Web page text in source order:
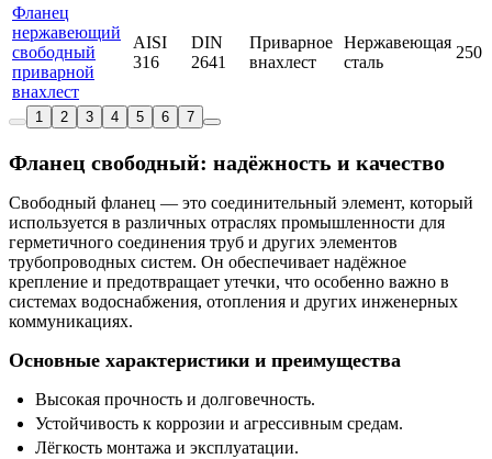
Фланец
нержавеющий
свободный
приварной
внахлест
AISI
316
DIN
2641
Приварное
внахлест
Нержавеющая
сталь
250
1 2 3 4 5 6 7
Фланец свободный: надёжность и качество
Свободный фланец — это соединительный элемент, который
используется в различных отраслях промышленности для
герметичного соединения труб и других элементов
трубопроводных систем. Он обеспечивает надёжное
крепление и предотвращает утечки, что особенно важно в
системах водоснабжения, отопления и других инженерных
коммуникациях.
Основные характеристики и преимущества
Высокая прочность и долговечность.
Устойчивость к коррозии и агрессивным средам.
Лёгкость монтажа и эксплуатации.